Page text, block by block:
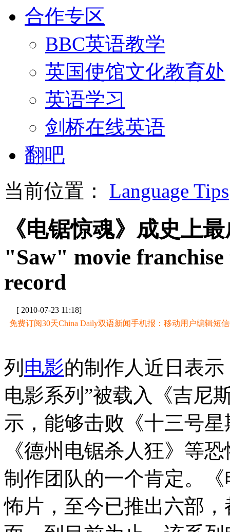
合作专区
BBC英语教学
英国使馆文化教育处
英语学习
剑桥在线英语
翻吧
当前位置： Language Tips
《电锯惊魂》成史上
"Saw" movie
record
[ 2010-07-23 11:18]
免费订阅30天China Daily双语新闻手机报：移动用户编辑短信
列 电影的制作人近日表
电影系列”被载入《吉尼
示，能够击败《十三号
《德州电锯杀人狂》等
制作团队的一个肯定。
怖片，至今已推出六部